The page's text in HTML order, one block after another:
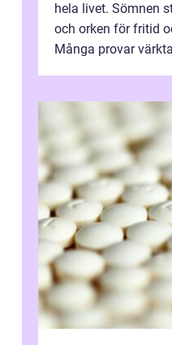
hela livet. Sömnen
och orken för fritid
Många provar